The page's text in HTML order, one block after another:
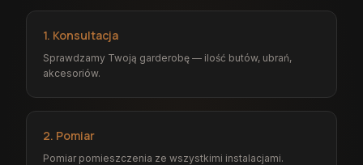
1. Konsultacja
Sprawdzamy Twoją garderobę — ilość butów, ubrań,
akcesoriów.
2. Pomiar
Pomiar pomieszczenia ze wszystkimi instalacjami.